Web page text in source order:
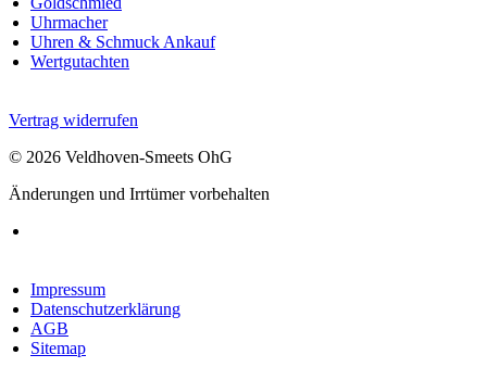
Uhrmacher
Uhren & Schmuck Ankauf
Wertgutachten
Vertrag widerrufen
© 2026 Veldhoven-Smeets OhG
Änderungen und Irrtümer vorbehalten
Impressum
Datenschutzerklärung
AGB
Sitemap